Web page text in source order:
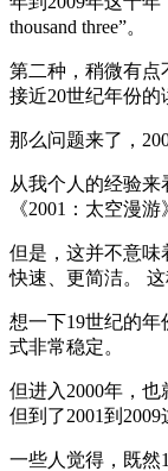
thousand three”。
第二种，稍微有点
接近20世纪年份的
那么问题来了，
从我个人的经验来
《2001：太空漫
但是，这并不意味
快速、更简洁。
想一下19世纪的年
式非常稳定。
但进入2000年，也
但到了2001到
一些人觉得，既然